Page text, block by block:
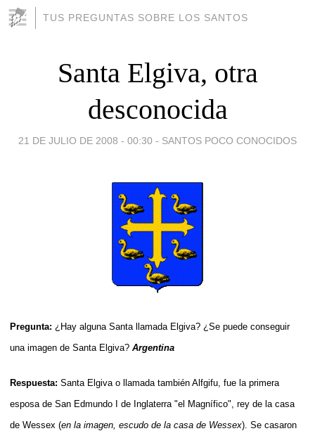
TUS PREGUNTAS SOBRE LOS SANTOS
Santa Elgiva, otra
desconocida
21 DE JULIO DE 2008 - 00:30 - SANTOS POCO CONOCIDOS
Pregunta: ¿Hay alguna Santa llamada Elgiva? ¿Se puede conseguir
una imagen de Santa Elgiva? Argentina
Respuesta: Santa Elgiva o llamada también Alfgifu, fue la primera
esposa de San Edmundo I de Inglaterra "el Magnífico", rey de la casa
de Wessex (en la imagen, escudo de la casa de Wessex). Se casaron